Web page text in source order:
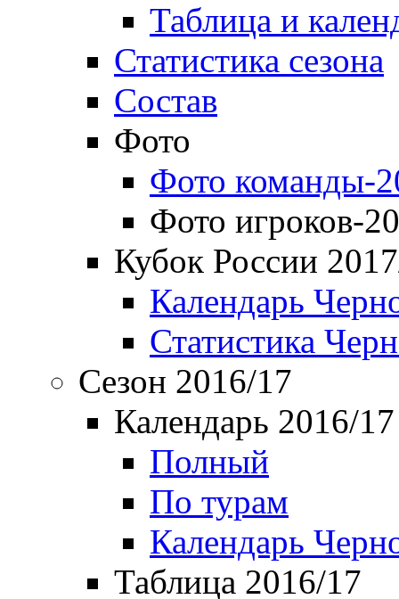
Таблица и
Статистика сезона
Состав
Фото
Фото команды-
Фото игроков-
Кубок России
Календарь
Статистика
Сезон 2016/17
Календарь 2016/17
Полный
По турам
Календарь
Таблица 2016/17